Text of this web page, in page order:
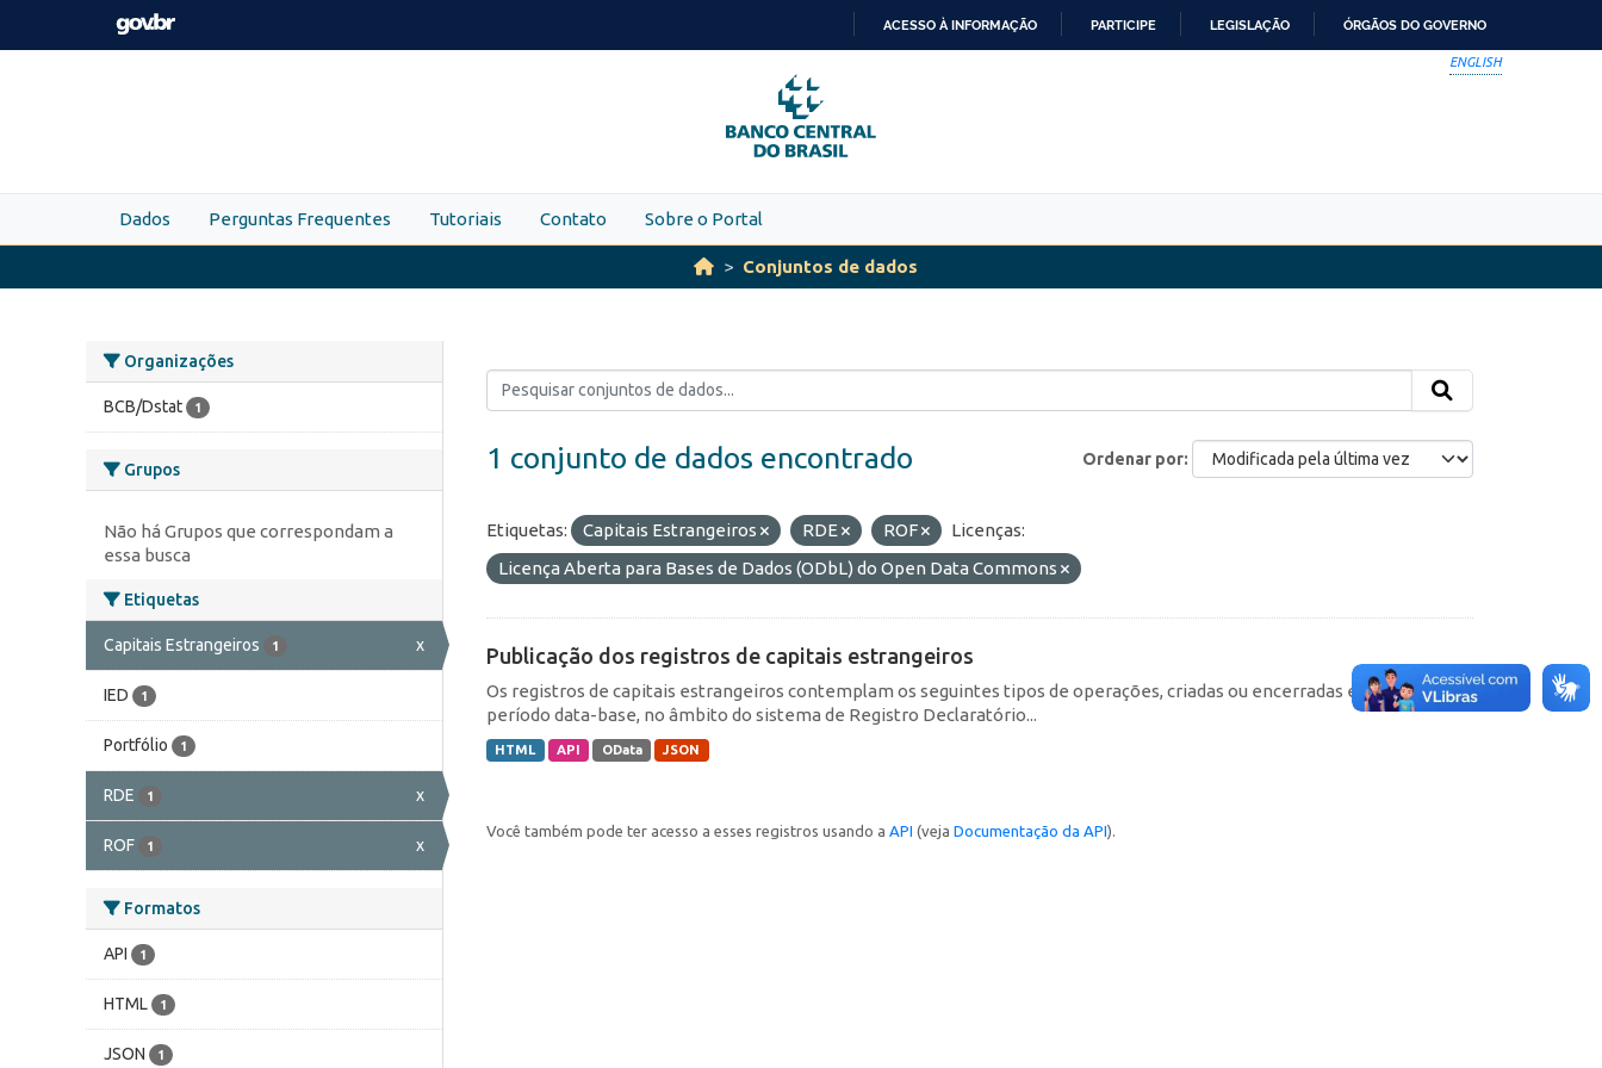
Skip to main content
PARA
O
CONTEÚDO
ACESSO À INFORMAÇÃO PARTICIPE LEGISLAÇÃO ÓRGÃOS DO GOVERNO
ENGLISH
Dados Perguntas Frequentes Tutoriais Contato Sobre o Portal
Conjuntos de dados
Organizações
BCB/Dstat 1
Grupos
Não há Grupos que correspondam a
essa busca
Etiquetas
Capitais Estrangeiros 1 x
IED 1
Portfólio 1
RDE 1 x
ROF 1 x
Formatos
API 1
HTML 1
JSON 1
Ordenar por
1 conjunto de dados encontrado
Etiquetas: Capitais Estrangeiros RDE ROF
Licenças:
Licença Aberta para Bases de Dados (ODbL) do Open Data Commons
Publicação dos registros de capitais estrangeiros
Os registros de capitais estrangeiros contemplam os seguintes tipos de operações, criadas ou encerradas em cada
período data-base, no âmbito do sistema de Registro Declaratório...
HTML API OData JSON
Você também pode ter acesso a esses registros usando a API (veja Documentação da API).